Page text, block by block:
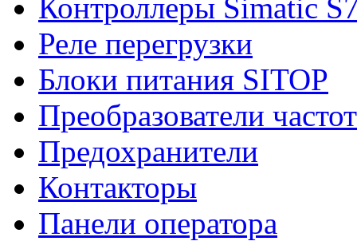
Контроллеры Simatic
Реле перегрузки
Блоки питания SITOP
Преобразователи
Предохранители
Контакторы
Панели оператора